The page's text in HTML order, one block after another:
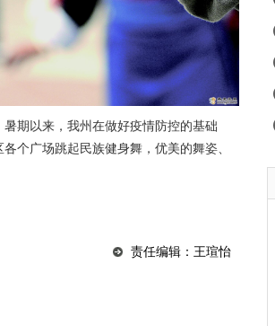
期以来，我州在做好疫情防控的基础
个广场跳起民族健身舞，优美的舞姿、
责任编辑：王瑄怡